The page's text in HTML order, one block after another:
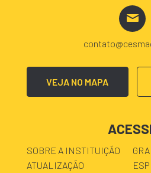
VEJA NO MAPA
SOBRE A INSTITUIÇÃO
ATUALIZAÇÃO